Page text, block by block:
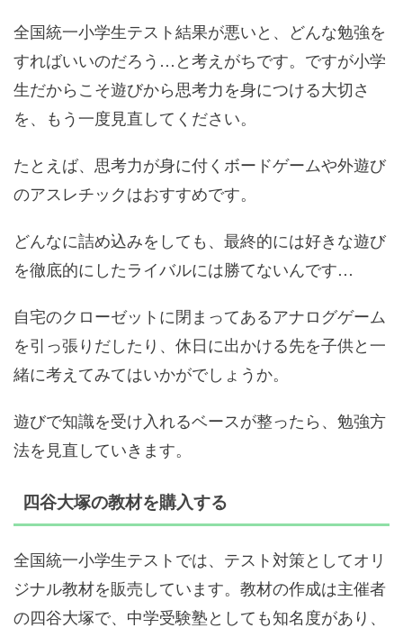
全国統一小学生テスト結果が悪いと、どんな勉強を
すればいいのだろう…と考えがちです。ですが小学
生だからこそ遊びから思考力を身につける大切さ
を、もう一度見直してください。
たとえば、思考力が身に付くボードゲームや外遊び
のアスレチックはおすすめです。
どんなに詰め込みをしても、最終的には好きな遊び
を徹底的にしたライバルには勝てないんです…
自宅のクローゼットに閉まってあるアナログゲーム
を引っ張りだしたり、休日に出かける先を子供と一
緒に考えてみてはいかがでしょうか。
遊びで知識を受け入れるベースが整ったら、勉強方
法を見直していきます。
四谷大塚の教材を購入する
全国統一小学生テストでは、テスト対策としてオリ
ジナル教材を販売しています。教材の作成は主催者
の四谷大塚で、中学受験塾としても知名度があり、